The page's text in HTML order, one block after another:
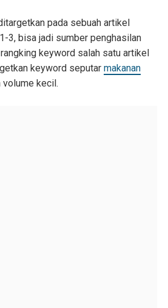
pada sebuah artikel
3, bisa jadi sumber penghasilan
keyword salah satu artikel
keyword seputar makanan
volume kecil.